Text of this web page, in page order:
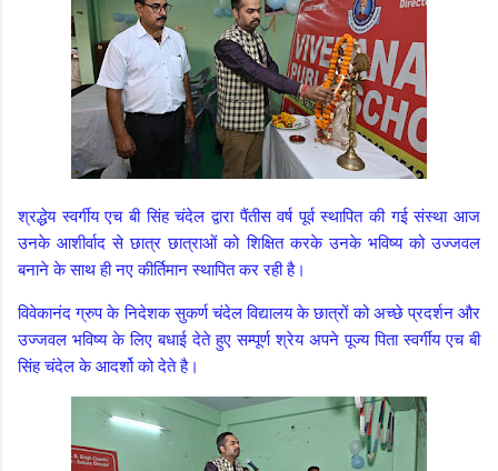
श्रद्धेय स्वर्गीय एच बी सिंह चंदेल द्वारा पैंतीस वर्ष पूर्व स्थापित की गई संस्था आज
उनके आशीर्वाद से छात्र छात्राओं को शिक्षित करके उनके भविष्य को उज्जवल
बनाने के साथ ही नए कीर्तिमान स्थापित कर रही है।
विवेकानंद ग्रुप के निदेशक सुकर्ण चंदेल विद्यालय के छात्रों को अच्छे प्रदर्शन और
उज्जवल भविष्य के लिए बधाई देते हुए सम्पूर्ण श्रेय अपने पूज्य पिता स्वर्गीय एच बी
सिंह चंदेल के आदर्शो को देते है।